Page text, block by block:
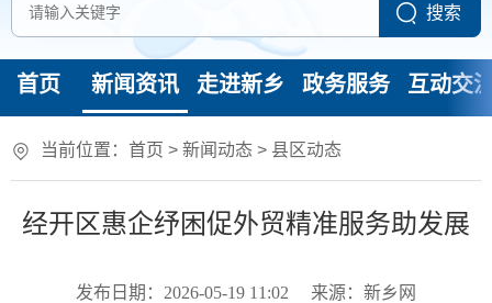
首页 新闻资讯 走进新乡 政务服务 互动交
当前位置： 首页 > 新闻动态 > 县区动态
经开区惠企纾困促外贸精准服务助发展
发布日期：2026-05-19 11:02
来源：新乡网